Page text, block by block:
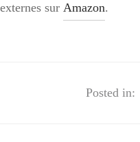
externes sur Amazon.
Posted in: